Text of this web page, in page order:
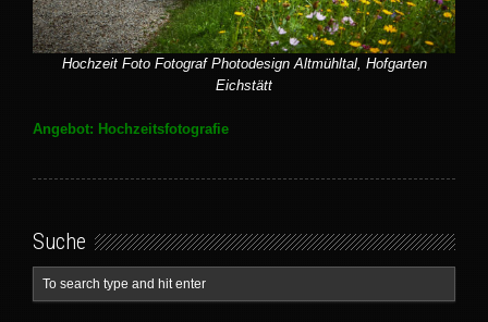
Hochzeit Foto Fotograf Photodesign Altmühltal, Hofgarten
Eichstätt
Angebot: Hochzeitsfotografie
Suche